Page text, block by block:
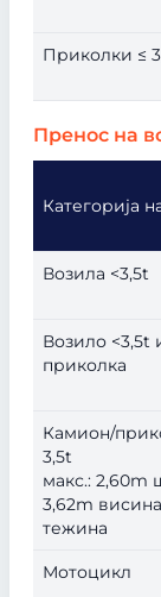
Приколки ≤
Пренос на
Категорија
Возила <3,5t
Возило <3,5t
приколка
Камион/
3,5t
макс.: 2,60m
3,62m
тежина
Мотоцикл